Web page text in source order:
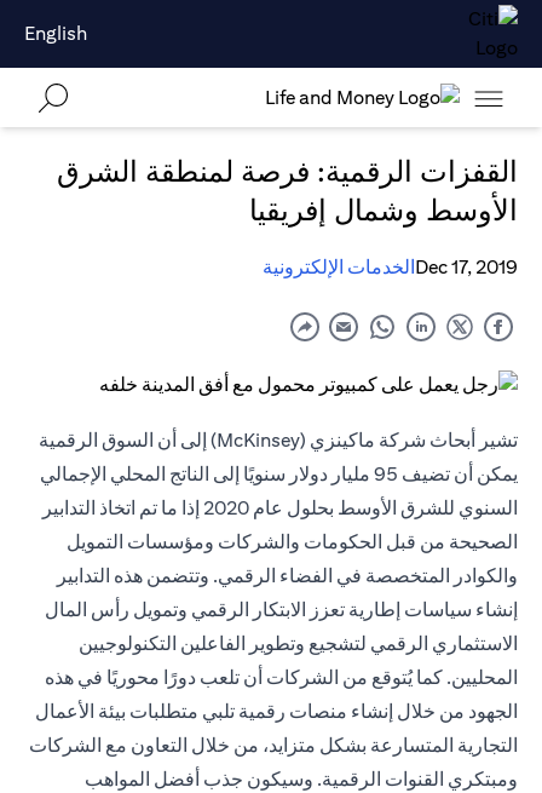
English
القفزات الرقمية: فرصة لمنطقة الشرق
الأوسط وشمال إفريقيا
Dec 17, 2019الخدمات الإلكترونية
تشير أبحاث شركة ماكينزي (McKinsey) إلى أن السوق الرقمية
يمكن أن تضيف 95 مليار دولار سنويًا إلى الناتج المحلي الإجمالي
السنوي للشرق الأوسط بحلول عام 2020 إذا ما تم اتخاذ التدابير
الصحيحة من قبل الحكومات والشركات ومؤسسات التمويل
والكوادر المتخصصة في الفضاء الرقمي. وتتضمن هذه التدابير
إنشاء سياسات إطارية تعزز الابتكار الرقمي وتمويل رأس المال
الاستثماري الرقمي لتشجيع وتطوير الفاعلين التكنولوجيين
المحليين. كما يُتوقع من الشركات أن تلعب دورًا محوريًا في هذه
الجهود من خلال إنشاء منصات رقمية تلبي متطلبات بيئة الأعمال
التجارية المتسارعة بشكل متزايد، من خلال التعاون مع الشركات
ومبتكري القنوات الرقمية. وسيكون جذب أفضل المواهب